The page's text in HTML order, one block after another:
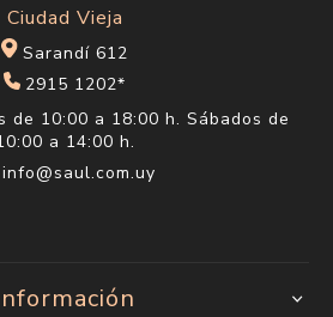
Ciudad Vieja
Sarandí 612
2915 1202*
de 10:00 a 18:00 h. Sábados de
a 14:00 h.
info@saul.com.uy